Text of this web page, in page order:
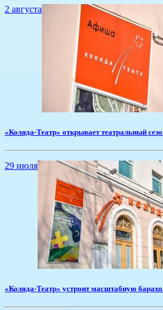
2 августа
«Коляда-Театр» открывает театральный
29 июля
«Коляда-Театр» устроит масштабную